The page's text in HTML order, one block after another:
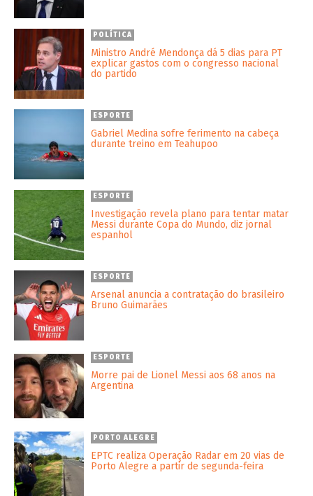
POLÍTICA
Ministro André Mendonça dá 5 dias para PT
explicar gastos com o congresso nacional
do partido
ESPORTE
Gabriel Medina sofre ferimento na cabeça
durante treino em Teahupoo
ESPORTE
Investigação revela plano para tentar matar
Messi durante Copa do Mundo, diz jornal
espanhol
ESPORTE
Arsenal anuncia a contratação do brasileiro
Bruno Guimarães
ESPORTE
Morre pai de Lionel Messi aos 68 anos na
Argentina
PORTO ALEGRE
EPTC realiza Operação Radar em 20 vias de
Porto Alegre a partir de segunda-feira